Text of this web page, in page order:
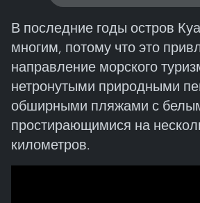
В последние годы остров
многим, потому что это
направление морского
нетронутыми природными
обширными пляжами с
простирающимися на
километров.